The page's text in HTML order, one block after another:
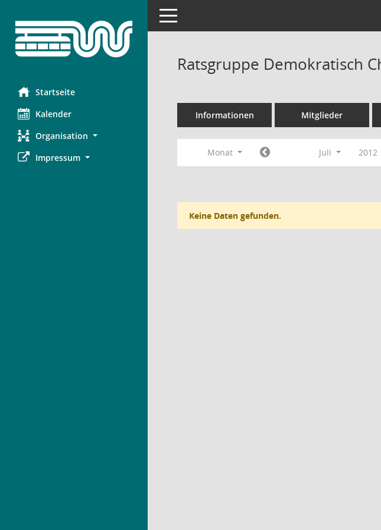
Startseite
Kalender
Organisation
Impressum
Toggle navigation
Ratsgruppe Demokratisch
Informationen Mitglieder
Monat Juli 2012
Keine Daten gefunden.